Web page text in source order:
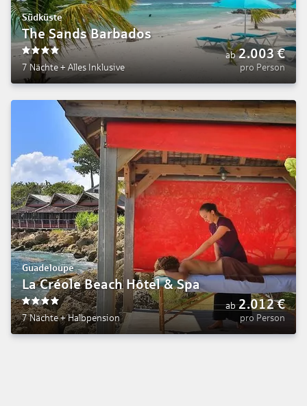
Südküste
The Sands Barbados
4
7 Nächte + Alles Inklusive
ab 2.003€
pro Person
Guadeloupe
La Créole Beach Hôtel & Spa
4
7 Nächte+Halbpension
ab 2.012€
pro Person